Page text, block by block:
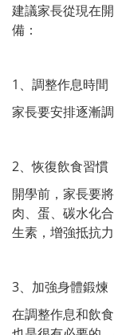
建議家長從現在
備：
1 、調整作息時間
家長要安排逐漸
2、恢復飲食習慣
開學前，家長要
肉、蛋、碳水化
生素，增強抵抗力
3、加強身體鍛煉
在調整作息和飲